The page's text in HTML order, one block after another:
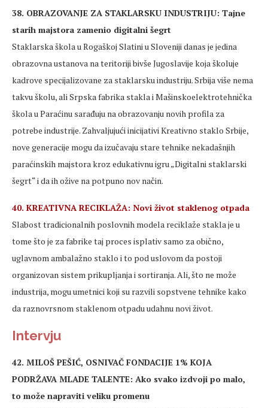
38. OBRAZOVANJE ZA STAKLARSKU INDUSTRIJU: Tajne
starih majstora zamenio digitalni šegrt
Staklarska škola u Rogaškoj Slatini u Sloveniji danas je jedina
obrazovna ustanova na teritoriji bivše Jugoslavije koja školuje
kadrove specijalizovane za staklarsku industriju. Srbija više nema
takvu školu, ali Srpska fabrika stakla i Mašinskoelektrotehnička
škola u Paraćinu sarađuju na obrazovanju novih profila za
potrebe industrije. Zahvaljujući inicijativi Kreativno staklo Srbije,
nove generacije mogu da izučavaju stare tehnike nekadašnjih
paraćinskih majstora kroz edukativnu igru „Digitalni staklarski
šegrt“ i da ih ožive na potpuno nov način.
40. KREATIVNA RECIKLAŽA: Novi život staklenog otpada
Slabost tradicionalnih poslovnih modela reciklaže stakla je u
tome što je za fabrike taj proces isplativ samo za obično,
uglavnom ambalažno staklo i to pod uslovom da postoji
organizovan sistem prikupljanja i sortiranja. Ali, što ne može
industrija, mogu umetnici koji su razvili sopstvene tehnike kako
da raznovrsnom staklenom otpadu udahnu novi život.
Intervju
42. MILOŠ PEŠIĆ, OSNIVAČ FONDACIJE 1% KOJA
PODRŽAVA MLADE TALENTE: Ako svako izdvoji po malo,
to može napraviti veliku promenu